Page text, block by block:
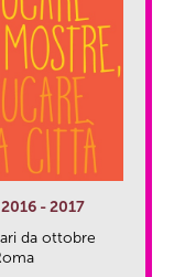
- 2017
da ottobre